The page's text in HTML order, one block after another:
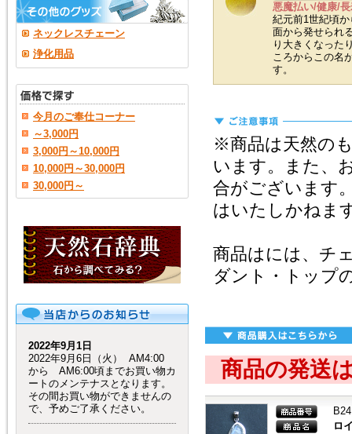
ネックレスチェーン
浄化用品
今月のご奉仕コーナー
～3,000円
3,000円～10,000円
10,000円～30,000円
30,000円～
2022年9月1日
2022年9月6日（火） AM4:00
から AM6:00頃までお買い物カ
ートのメンテナスとなります。
その間お買い物ができませんの
で、予めご了承ください。
悪魔払い/健康/
紀元前1世紀頃
面から発せられ
り大きくなった
ころからこの名
す。
※商品は天然の
います。また、
合がございます
はいたしかねま
商品はには、チ
ダント・トップ
商品の発送
B24
ロ